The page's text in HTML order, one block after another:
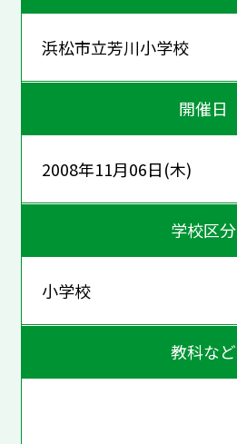
浜松市立芳川小学校
開催日
2008年11月06日(木)
学校区分
小学校
教科など